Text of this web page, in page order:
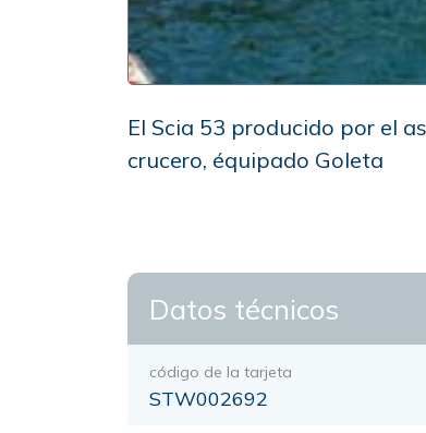
El Scia 53 producido por el
crucero, équipado Goleta
Datos técnicos
código de la tarjeta
STW002692